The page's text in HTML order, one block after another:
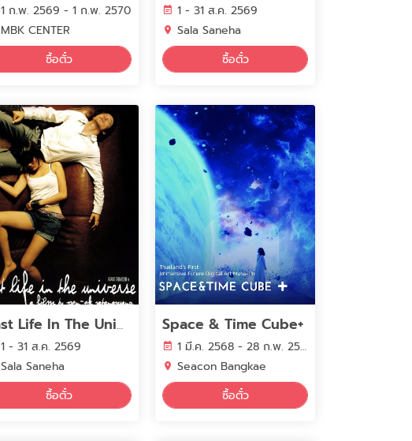
1 ก.พ. 2569 - 1 ก.พ. 2570
MBK CENTER
ซื้อตั๋ว
1 - 31 ส.ค. 2569
Sala Saneha
ซื้อตั๋ว
Last Life In The Universe
1 - 31 ส.ค. 2569
Sala Saneha
ซื้อตั๋ว
Space & Time Cube+
1 มี.ค. 2568 - 28 ก.พ. 2570
Seacon Bangkae
ซื้อตั๋ว